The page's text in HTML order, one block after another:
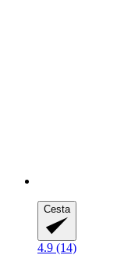
Cesta
4.9 (14)